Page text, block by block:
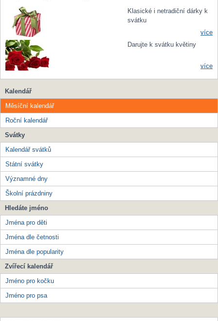
Klasické i netradiční dárky k
svátku
více
Darujte k svátku květiny
více
Kalendář
Měsíční kalendář
Roční kalendář
Svátky
Kalendář svátků
Státní svátky
Významné dny
Školní prázdniny
Hledáte jméno
Jména pro děti
Jména dle četnosti
Jména dle popularity
Zvířecí kalendář
Jméno pro kočku
Jméno pro psa